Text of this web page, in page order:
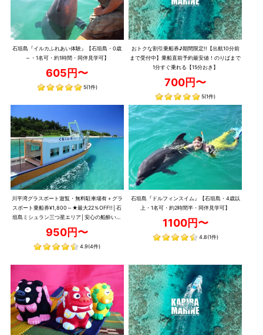
石垣島『イルカふれあい体験』【石垣島・0歳
～・1名可・約1時間・同伴見学可】
605円〜
5(1件)
おトクな割引乗船券♪期間限定!!【出航10分前
まで受付中】乗船直前予約最安値！のりばまで
1分すぐ乗れる【15分おき】
700円〜
5(1件)
川平湾グラスボート遊覧・無料駐車場有＋グラ
スボート乗船券¥1,800～★最大22％OFF!!│石
垣島ミシュラン三つ星エリア│安心の船酔いし
ずらい大型船│当日予約OK│【0歳～・1名可・
15分～20分おきに運航！】
950円〜
4.9(4件)
石垣島『ドルフィンスイム』【石垣島・4歳以
上・1名可・約2時間半・同伴見学可】
1100円〜
4.8(1件)